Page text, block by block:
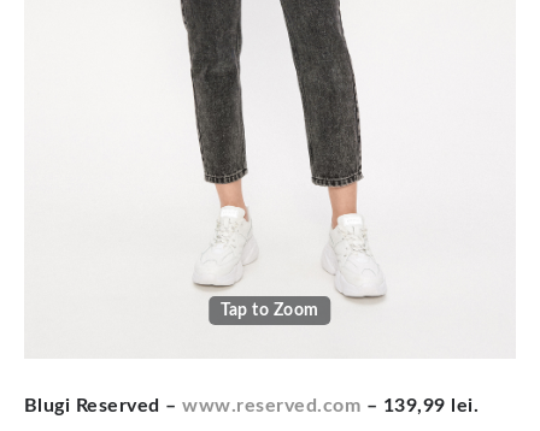
Tap to Zoom
Blugi Reserved –www.reserved.com – 139,99 lei.